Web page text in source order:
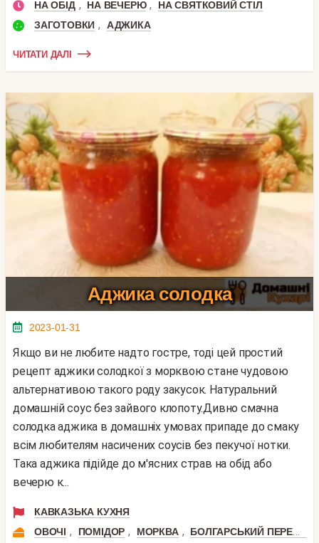
НА ОБІД , НА ВЕЧЕРЮ ,
НА СВЯТКОВИЙ СТІЛ
ЗАГОТОВКИ , АДЖИКА
ЧИТАТИ ДАЛІ
Аджика солодка
2023-01-31
Якщо ви не любите надто гостре, тоді цей простий
рецепт аджики солодкої з морквою стане чудовою
альтернативою такого роду закусок. Натуральний
домашній соус без зайвого клопоту.Дивно смачна
солодка аджика в домашніх умовах припаде до смаку
всім любителям насичених соусів без пекучої нотки.
Така аджика підійде до м'ясних страв на обід або
вечерю к...
КАВКАЗЬКА КУХНЯ
ОВОЧІ , ПОМІДОР , МОРКВА ,
БОЛГАРСЬКИЙ ПЕРЕЦЬ